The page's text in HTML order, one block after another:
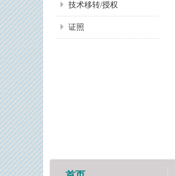
技术移转/授权
证照